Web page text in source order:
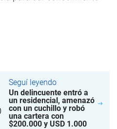
Seguí leyendo
Un delincuente entró a
un residencial, amenazó
con un cuchillo y robó
una cartera con
$200.000 y USD 1.000